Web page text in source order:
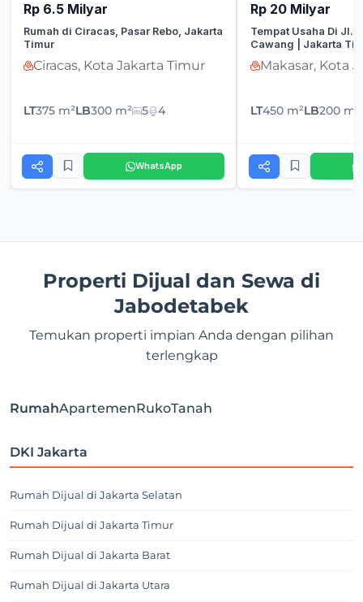
Rp 6.5 Milyar
Rumah di Ciracas, Pasar Rebo, Jakarta
Timur
Ciracas, Kota Jakarta Timur
LT375 m²LB300 m² 5 4
WhatsApp
Rp 20 Milyar
Tempat Usaha Di Jl.
Cawang | Jakarta
Makasar, Kota
LT450 m²LB200 m²
Properti Dijual dan Sewa di
Jabodetabek
Temukan properti impian Anda dengan pilihan
terlengkap
RumahApartemenRukoTanah
DKI Jakarta
Rumah Dijual di Jakarta Selatan
Rumah Dijual di Jakarta Timur
Rumah Dijual di Jakarta Barat
Rumah Dijual di Jakarta Utara